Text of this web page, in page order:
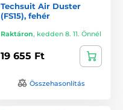
Techsuit Air Duster
(FS15), fehér
Raktáron, kedden 8. 11. Önnél
19 655 Ft
Összehasonlítás